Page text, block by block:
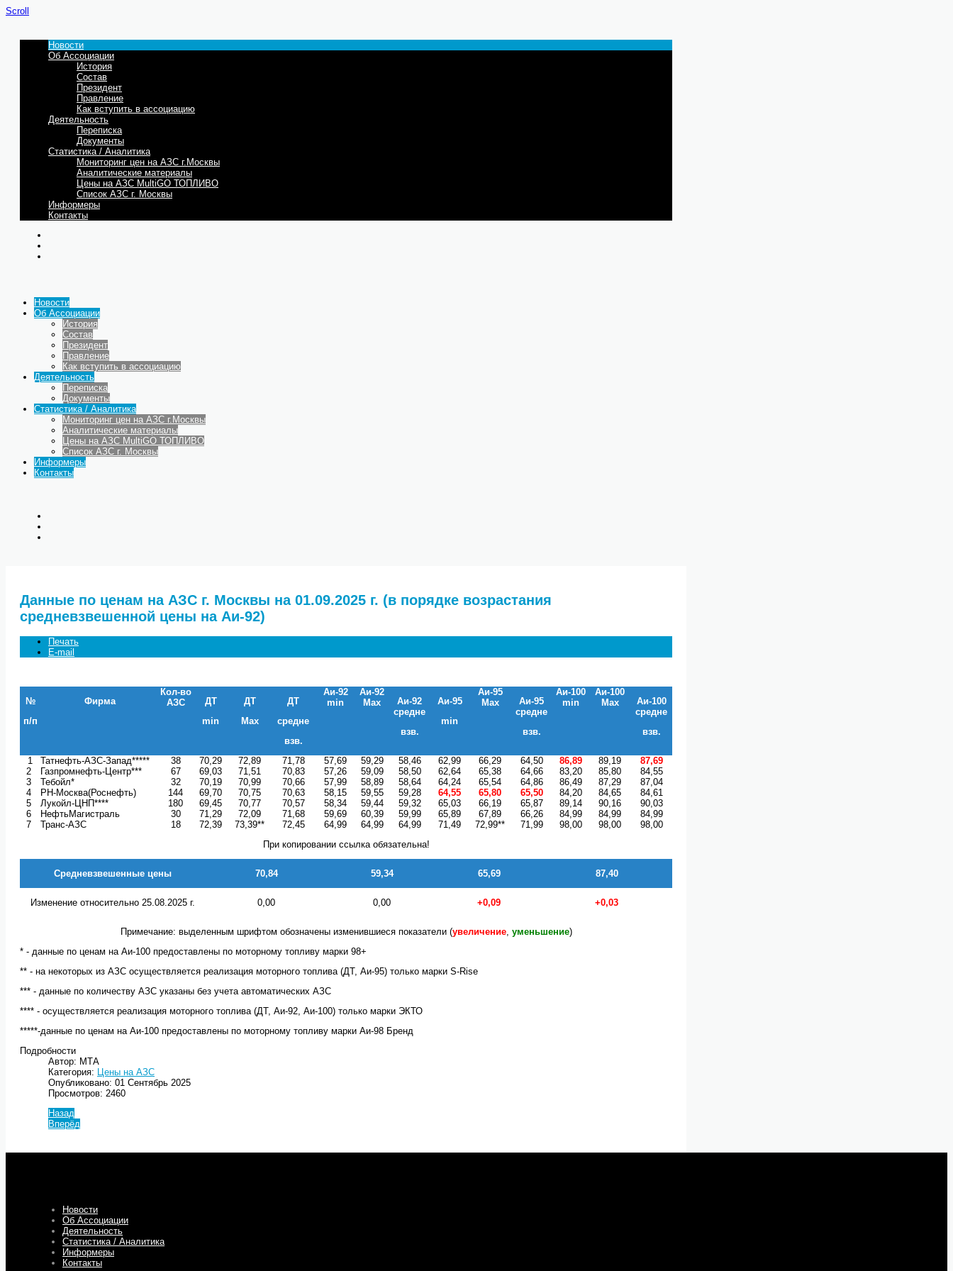
Scroll
Новости
Об Ассоциации
История
Состав
Президент
Правление
Как вступить в ассоциацию
Деятельность
Переписка
Документы
Статистика / Аналитика
Мониторинг цен на АЗС г.Москвы
Аналитические материалы
Цены на АЗС MultiGO ТОПЛИВО
Список АЗС г. Москвы
Информеры
Контакты
Новости
Об Ассоциации
История
Состав
Президент
Правление
Как вступить в ассоциацию
Деятельность
Переписка
Документы
Статистика / Аналитика
Мониторинг цен на АЗС г.Москвы
Аналитические материалы
Цены на АЗС MultiGO ТОПЛИВО
Список АЗС г. Москвы
Информеры
Контакты
Данные по ценам на АЗС г. Москвы на 01.09.2025 г. (в порядке возрастания
средневзвешенной цены на Аи-92)
Печать
E-mail
№
п/п
Фирма
Кол-во
АЗС
ДТ
min
ДТ
Max
ДТ
средне
взв.
Аи-92
min
Аи-92
Max
Аи-92
средне
взв.
Аи-95
min
Аи-95
Max
Аи-95
средне
взв.
Аи-100
min
Аи-100
Max
Аи-100
средне
взв.
1 Татнефть-АЗС-Запад***** 38 70,29 72,89 71,78 57,69 59,29 58,46 62,99 66,29 64,50 86,89 89,19
87,69
2
Газпромнефть-Центр*** 67 69,03 71,51 70,83 57,26 59,09 58,50 62,64 65,38 64,66 83,20 85,80
84,55
3
Тебойл* 32 70,19 70,99 70,66 57,99 58,89 58,64 64,24 65,54 64,86 86,49 87,29
87,04
4
РН-Москва(Роснефть) 144 69,70 70,75 70,63 58,15 59,55 59,28 64,55 65,80 65,50 84,20 84,65
84,61
5
Лукойл-ЦНП**** 180 69,45 70,77 70,57 58,34 59,44 59,32 65,03 66,19 65,87 89,14 90,16
90,03
6
НефтьМагистраль 30 71,29 72,09 71,68 59,69 60,39 59,99 65,89 67,89 66,26 84,99 84,99
84,99
7
Транс-АЗС 18 72,39 73,39** 72,45 64,99 64,99 64,99 71,49 72,99** 71,99 98,00 98,00
98,00
При копировании ссылка обязательна!
Средневзвешенные цены 70,84 59,34 65,69 87,40
Изменение относительно 25.08.2025 г. 0,00 0,00 +0,09 +0,03
Примечание: выделенным шрифтом обозначены изменившиеся показатели (увеличение, уменьшение)
* - данные по ценам на Аи-100 предоставлены по моторному топливу марки 98+
** - на некоторых из АЗС осуществляется реализация моторного топлива (ДТ, Аи-95) только марки S-Rise
*** - данные по количеству АЗС указаны без учета автоматических АЗС
**** - осуществляется реализация моторного топлива (ДТ, Аи-92, Аи-100) только марки ЭКТО
*****-данные по ценам на Аи-100 предоставлены по моторному топливу марки Аи-98 Бренд
Подробности
Автор: МТА
Категория:
Цены на АЗС
Опубликовано: 01 Сентябрь 2025
Просмотров: 2460
Назад
Вперёд
Новости
Об Ассоциации
Деятельность
Статистика / Аналитика
Информеры
Контакты